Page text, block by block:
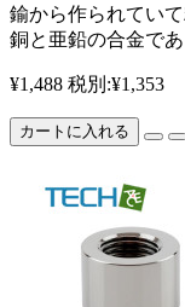
鍮から作られてい
銅と亜鉛の合金で
¥1,488 税別:¥1,353
カートに入れる